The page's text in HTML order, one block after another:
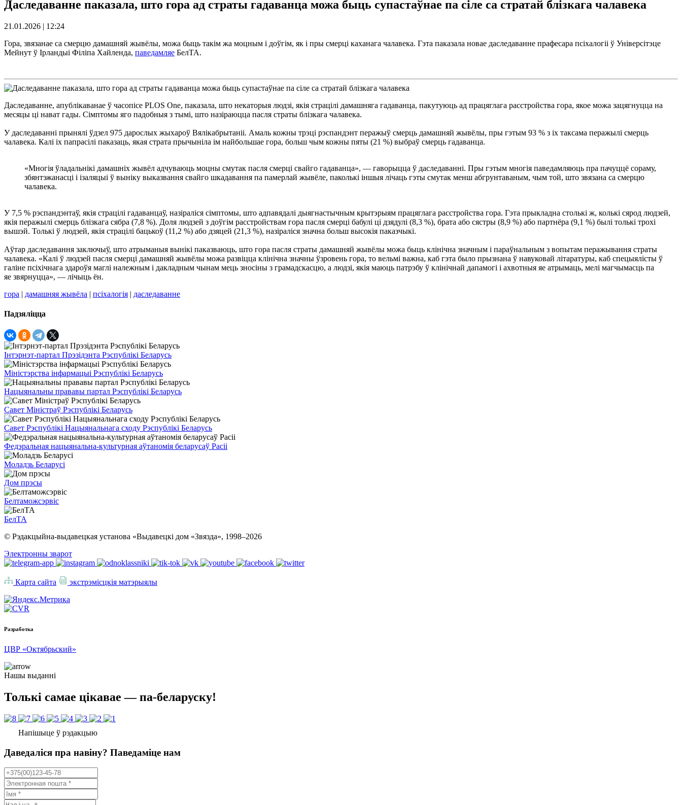
Даследаванне паказала, што гора ад страты гадаванца можа быць супастаўнае па сіле са стратай блізкага чалавека
21.01.2026 | 12:24
Гора, звязанае са смерцю дамашняй жывёлы, можа быць такім жа моцным і доўгім, як і пры смерці каханага чалавека. Гэта паказала новае даследаванне прафесара псіхалогіі ў Універсітэце
Мейнут ў Ірландыі Філіпа Хайленда, паведамляе БелТА.
Даследаванне, апублікаванае ў часопісе PLOS One, паказала, што некаторыя людзі, якія страцілі дамашняга гадаванца, пакутуюць ад працяглага расстройства гора, якое можа зацягнуцца на
месяцы ці нават гады. Сімптомы яго падобныя з тымі, што назіраюцца пасля страты блізкага чалавека.
У даследаванні прынялі ўдзел 975 дарослых жыхароў Вялікабрытаніі. Амаль кожны трэці рэспандэнт перажыў смерць дамашняй жывёлы, пры гэтым 93 % з іх таксама перажылі смерць
чалавека. Калі іх папрасілі паказаць, якая страта прычыніла ім найбольшае гора, больш чым кожны пяты (21 %) выбраў смерць гадаванца.
«Многія ўладальнікі дамашніх жывёл адчуваюць моцны смутак пасля смерці свайго гадаванца», — гаворыцца ў даследаванні. Пры гэтым многія паведамляюць пра пачуццё сораму,
збянтэжанасці і ізаляцыі ў выніку выказвання свайго шкадавання па памерлай жывёле, паколькі іншыя лічаць гэты смутак менш абгрунтаваным, чым той, што звязана са смерцю
чалавека.
У 7,5 % рэспандэнтаў, якія страцілі гадаванцаў, назіраліся сімптомы, што адпавядалі дыягнастычным крытэрыям працяглага расстройства гора. Гэта прыкладна столькі ж, колькі сярод людзей,
якія перажылі смерць блізкага сябра (7,8 %). Доля людзей з доўгім расстройствам гора пасля смерці бабулі ці дзядулі (8,3 %), брата або сястры (8,9 %) або партнёра (9,1 %) былі толькі трохі
вышэй. Толькі ў людзей, якія страцілі бацькоў (11,2 %) або дзяцей (21,3 %), назіраліся значна больш высокія паказчыкі.
Аўтар даследавання заключыў, што атрыманыя вынікі паказваюць, што гора пасля страты дамашняй жывёлы можа быць клінічна значным і параўнальным з вопытам перажывання страты
чалавека. «Калі ў людзей пасля смерці дамашняй жывёлы можа развіцца клінічна значны ўзровень гора, то вельмі важна, каб гэта было прызнана ў навуковай літаратуры, каб спецыялісты ў
галіне псіхічнага здароўя маглі належным і дакладным чынам мець зносіны з грамадскасцю, а людзі, якія маюць патрэбу ў клінічнай дапамогі і ахвотныя яе атрымаць, мелі магчымасць па
яе звярнуцца», — лічыць ён.
гора | дамашняя жывёла | псіхалогія | даследаванне
Падзяліцца
Інтэрнэт-партал Прэзідэнта Рэспублікі Беларусь
Міністэрства інфармацыі Рэспублікі Беларусь
Нацыянальны прававы партал Рэспублікі Беларусь
Савет Міністраў Рэспублікі Беларусь
Савет Рэспублікі Нацыянальнага сходу Рэспублікі Беларусь
Федэральная нацыянальна-культурная аўтаномія беларусаў Расіі
Моладзь Беларусі
Дом прэсы
Белтаможсэрвіс
БелТА
© Рэдакцыйна-выдавецкая установа «Выдавецкі дом «Звязда», 1998–2026
Электронны зварот
Карта сайта экстрэмісцкія матэрыялы
Разработка
ЦВР «Октябрьский»
Нашы выданні
Толькі самае цікавае — па-беларуску!
Напішыце ў рэдакцыю
Даведаліся пра навіну? Паведаміце нам